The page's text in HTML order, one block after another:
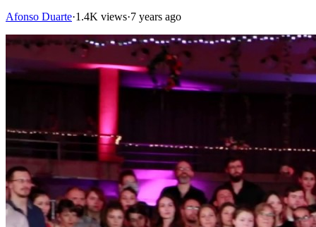
Afonso Duarte·1.4K views·7 years ago